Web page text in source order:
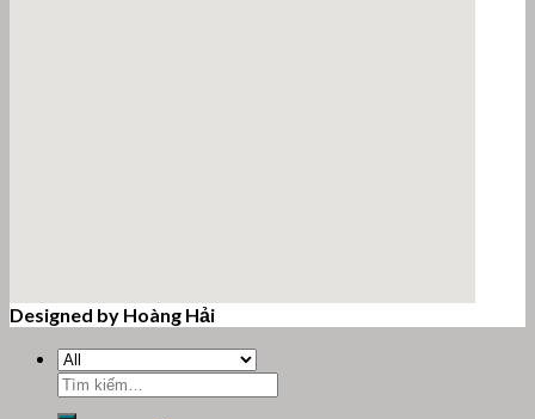
Designed by Hoàng Hải
Tìm
kiếm: